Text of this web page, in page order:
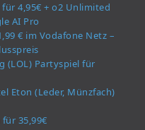
für 4,95€ + o2 Unlimited
AI Pro
€ im Vodafone Netz –
(LOL) Partyspiel für
Eton (Leder, Münzfach)
für 35,99€